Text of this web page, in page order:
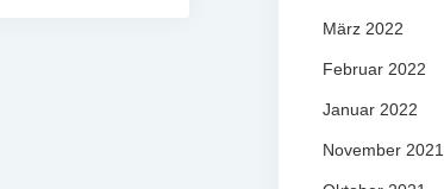
März 2022
Februar 2022
Januar 2022
November 2021